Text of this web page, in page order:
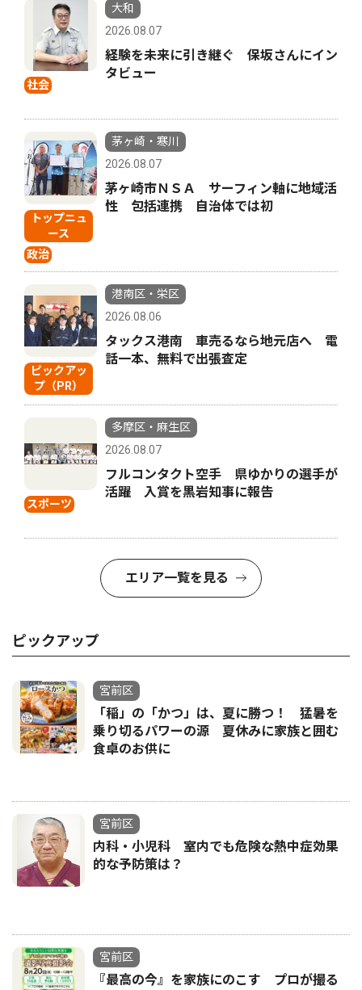
社会
大和
2026.08.07
経験を未来に引き継ぐ 保坂さんにイン
タビュー
トップニュ
ース
政治
茅ヶ崎・寒川
2026.08.07
茅ヶ崎市ＮＳＡ サーフィン軸に地域活
性 包括連携 自治体では初
ピックアッ
プ（PR）
港南区・栄区
2026.08.06
タックス港南 車売るなら地元店へ 電
話一本、無料で出張査定
スポーツ
多摩区・麻生区
2026.08.07
フルコンタクト空手 県ゆかりの選手が
活躍 入賞を黒岩知事に報告
エリア一覧を見る
ピックアップ
宮前区
「稲」の「かつ」は、夏に勝つ！ 猛暑を
乗り切るパワーの源 夏休みに家族と囲む
食卓のお供に
宮前区
内科・小児科 室内でも危険な熱中症効果
的な予防策は？
宮前区
『最高の今』を家族にのこす プロが撮る